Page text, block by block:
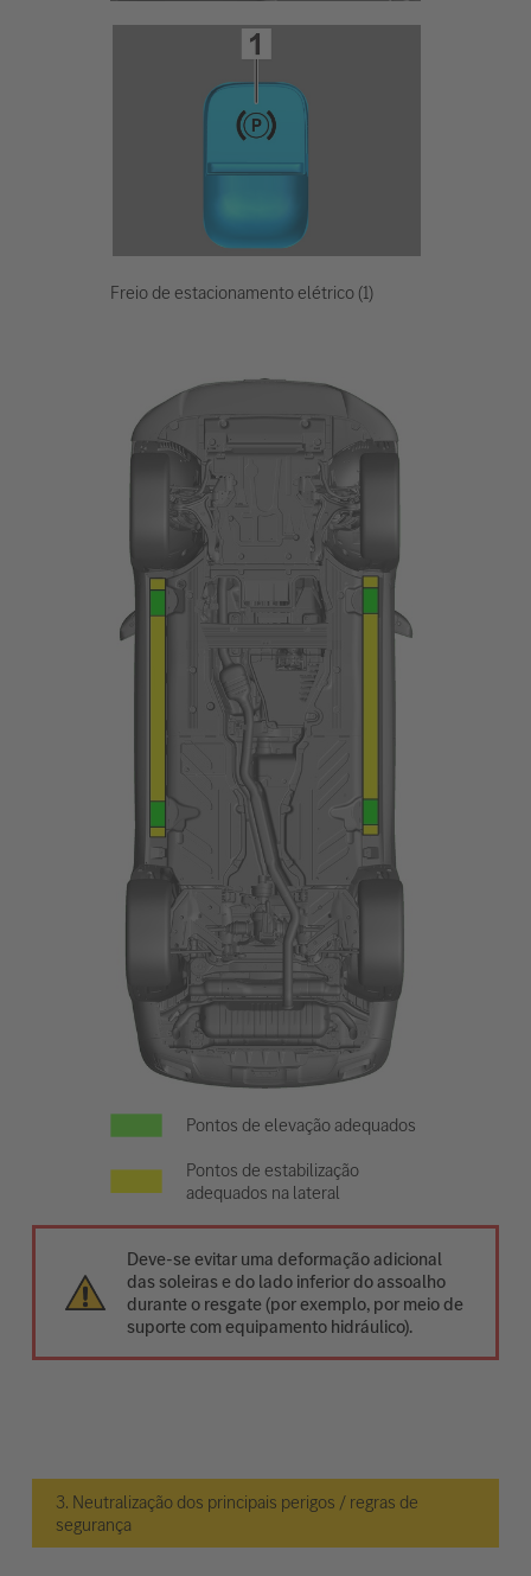
Freio de estacionamento elétrico (1)
Pontos de elevação adequados
Pontos de estabilização
adequados na lateral
Deve-se evitar uma deformação adicional
das soleiras e do lado inferior do assoalho
durante o resgate (por exemplo, por meio de
suporte com equipamento hidráulico).
3. Neutralização dos principais perigos / regras de
segurança